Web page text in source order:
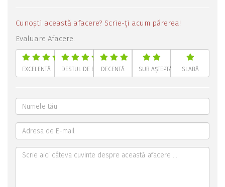
Cunoști această afacere? Scrie-ți acum părerea!
Evaluare Afacere:
EXCELENTĂ DESTUL DE BUNĂDECENTĂ SUB AȘTEPTĂRI SLABĂ